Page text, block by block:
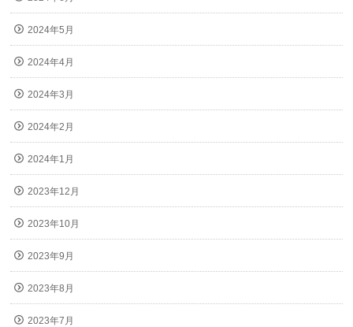
2024年5月
2024年4月
2024年3月
2024年2月
2024年1月
2023年12月
2023年10月
2023年9月
2023年8月
2023年7月